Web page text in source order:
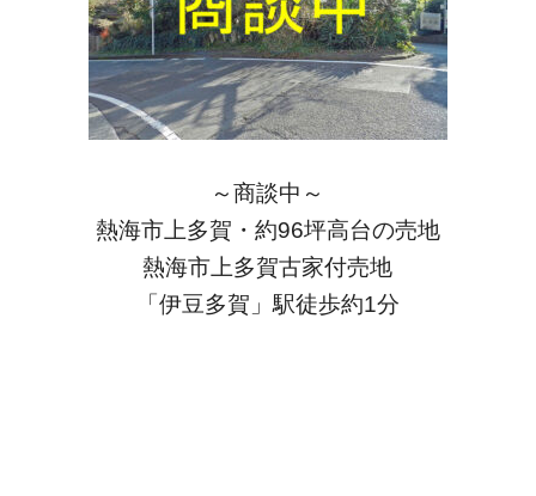
～商談中～
熱海市上多賀・約96坪高台の売地
熱海市上多賀古家付売地
「伊豆多賀」駅徒歩約1分